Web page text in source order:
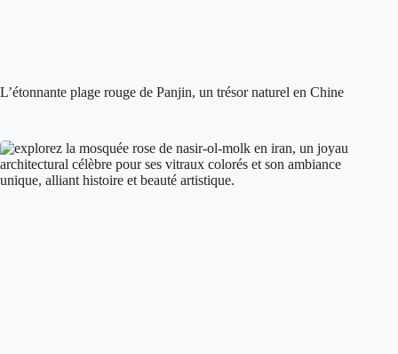
L’étonnante plage rouge de Panjin, un trésor naturel en Chine